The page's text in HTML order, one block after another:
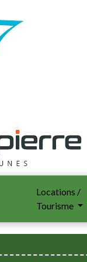
Locations /
Tourisme